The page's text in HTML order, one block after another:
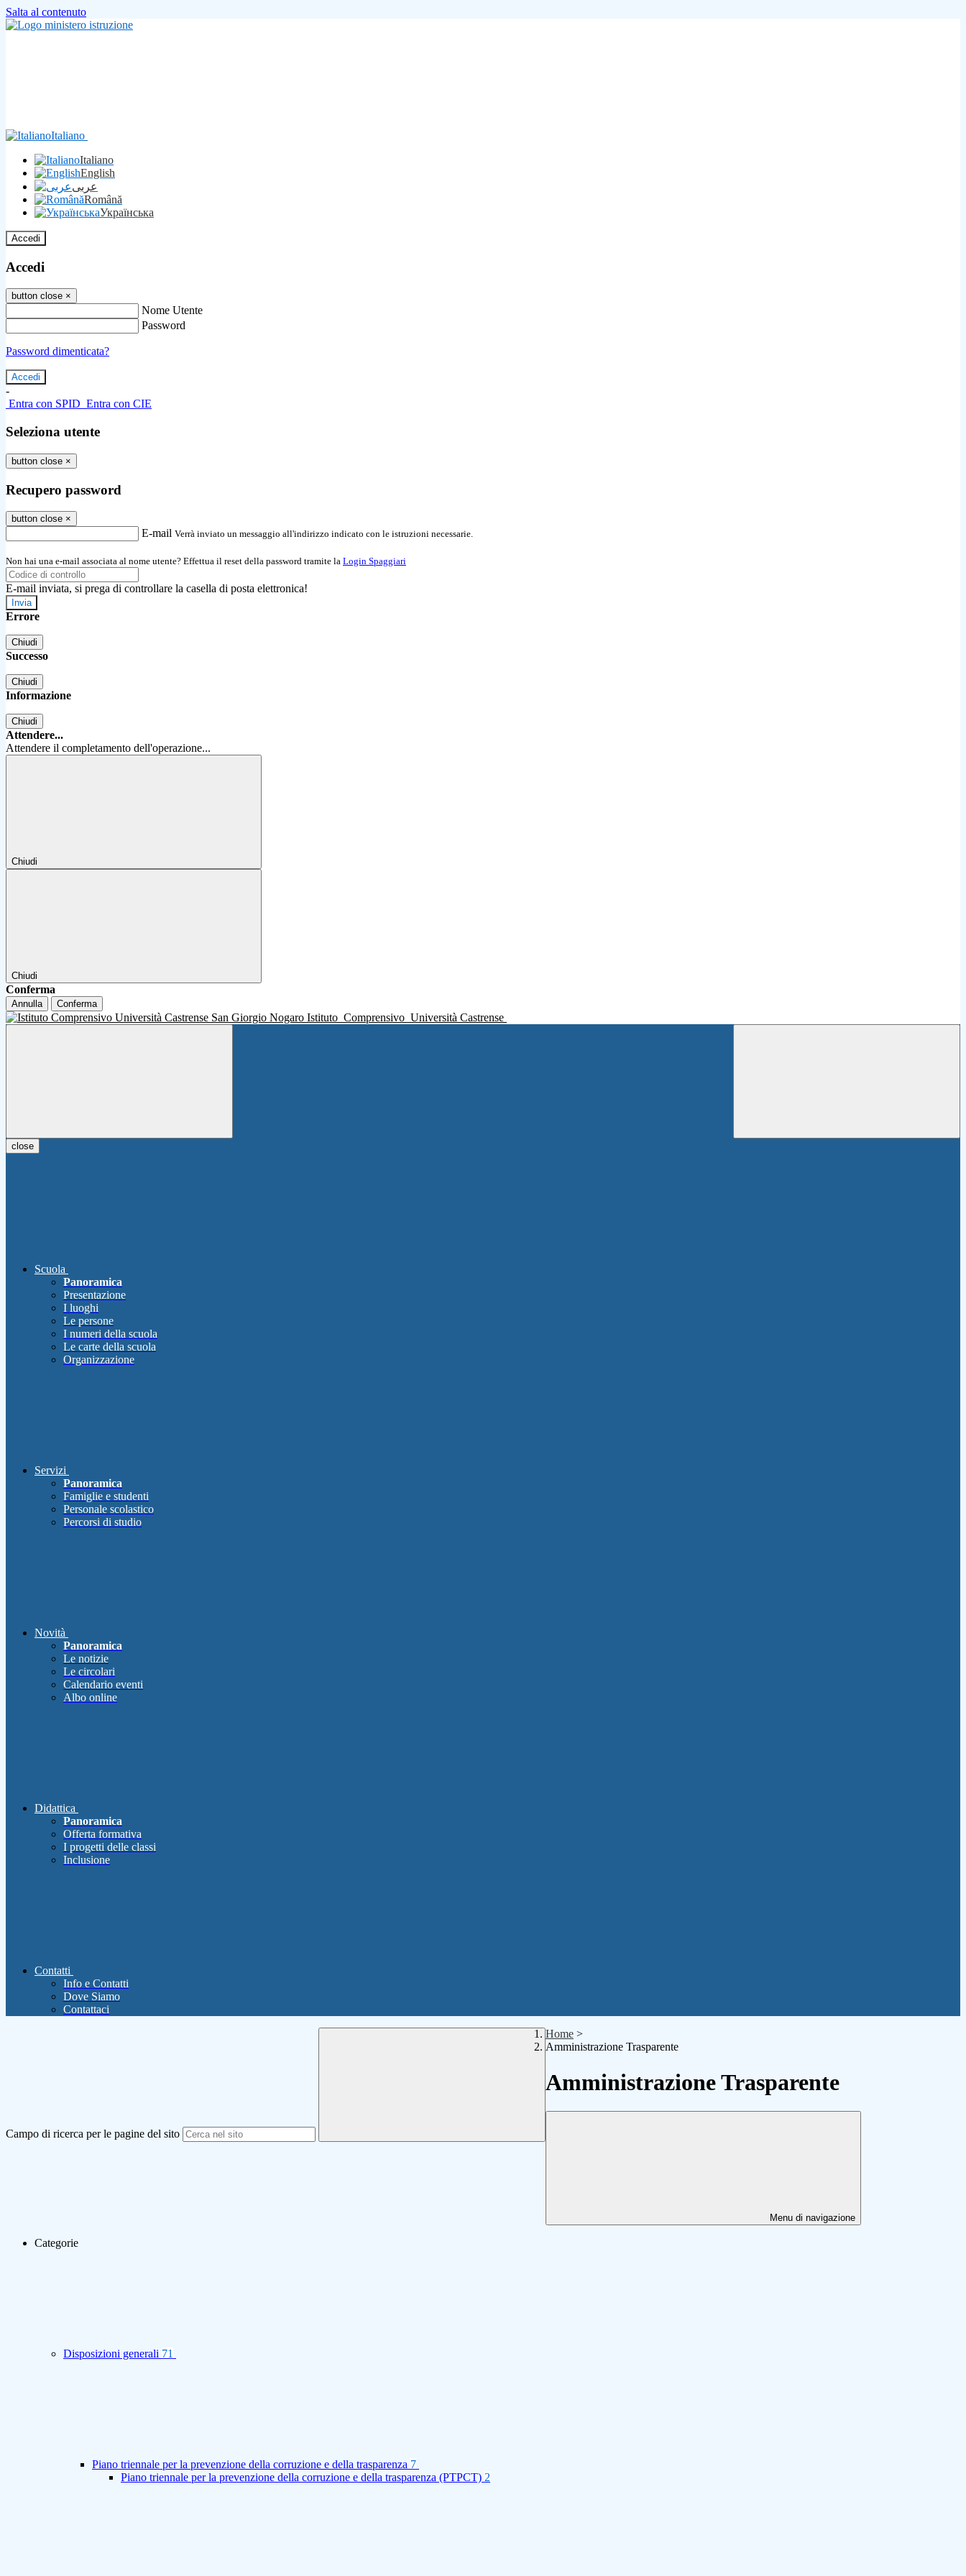
Salta al contenuto
Italiano
Italiano
English
عربى
Română
Українська
Accedi
Accedi
button close ×
Nome Utente
Password
Password dimenticata?
-
Entra con SPID Entra con CIE
Seleziona utente
button close ×
Recupero password
button close ×
E-mail Verrà inviato un messaggio all'indirizzo indicato con le istruzioni necessarie.
Non hai una e-mail associata al nome utente? Effettua il reset della password tramite la Login Spaggiari
E-mail inviata, si prega di controllare la casella di posta elettronica!
Errore
Chiudi
Successo
Chiudi
Informazione
Chiudi
Attendere...
Attendere il completamento dell'operazione...
Chiudi
Chiudi
Conferma
Annulla Conferma
Istituto Comprensivo Università Castrense
close
Scuola
Panoramica
Presentazione
I luoghi
Le persone
I numeri della scuola
Le carte della scuola
Organizzazione
Servizi
Panoramica
Famiglie e studenti
Personale scolastico
Percorsi di studio
Novità
Panoramica
Le notizie
Le circolari
Calendario eventi
Albo online
Didattica
Panoramica
Offerta formativa
I progetti delle classi
Inclusione
Contatti
Info e Contatti
Dove Siamo
Contattaci
Campo di ricerca per le pagine del sito
Home >
Amministrazione Trasparente
Amministrazione Trasparente
Menu di navigazione
Categorie
Disposizioni generali 71
Piano triennale per la prevenzione della corruzione e della trasparenza 7
Piano triennale per la prevenzione della corruzione e della trasparenza (PTPCT) 2